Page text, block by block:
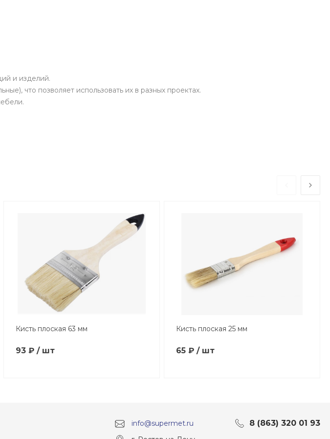
и изделий.
что позволяет использовать их в разных проектах.
Кисть плоская 63 мм
93 ₽ / шт
Кисть плоская 25 мм
65 ₽ / шт
info@supermet.ru 8 (863) 320 01 93